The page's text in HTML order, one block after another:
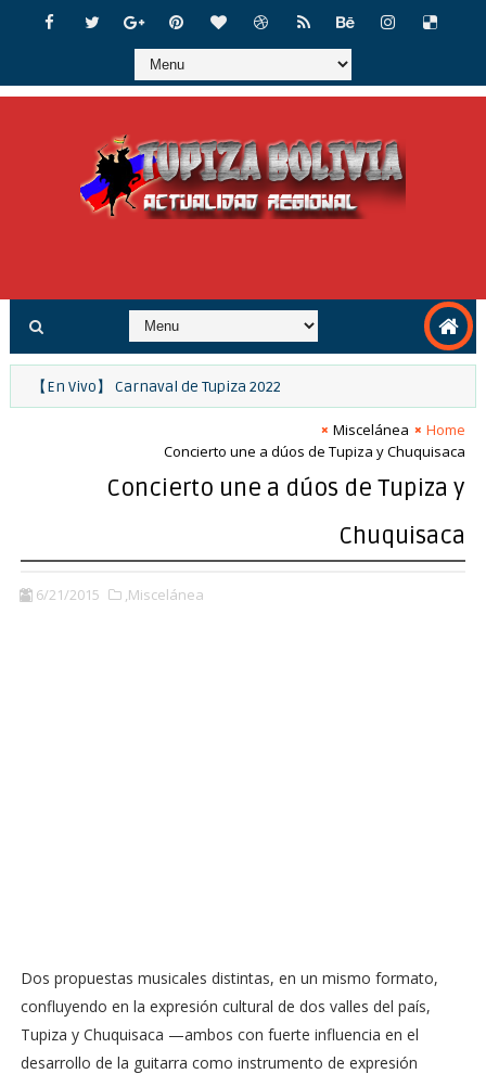
【En Vivo】 Carnaval de Tupiza 2022
Home
Miscelánea
Concierto une a dúos de Tupiza y Chuquisaca
Concierto une a dúos de Tupiza y
Chuquisaca
6/21/2015 ,Miscelánea
Dos propuestas musicales distintas, en un mismo formato,
confluyendo en la expresión cultural de dos valles del país,
Tupiza y Chuquisaca —ambos con fuerte influencia en el
desarrollo de la guitarra como instrumento de expresión